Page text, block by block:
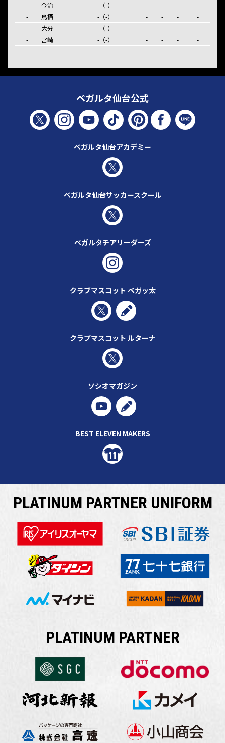
-
今治 -（-） - - -
-
-
鳥栖 -（-） - - -
-
-
大分 -（-） - - -
-
-
宮崎 -（-） - - - -
ベガルタ仙台公式
ベガルタ仙台アカデミー
ベガルタ仙台サッカースクール
ベガルタチアリーダーズ
クラブマスコット ベガッ太
クラブマスコット ルターナ
ソシオマガジン
BEST ELEVEN MAKERS
PLATINUM PARTNER UNIFORM
PLATINUM PARTNER